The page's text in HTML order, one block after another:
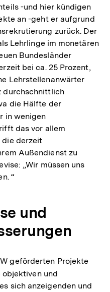
-und hier kündigen
an -geht er aufgrund
zurück. Der
Lehrlinge im monetären
Bundesländer
bei ca. 25 Prozent,
Lehrstellenanwärter
durchschnittlich
die Hälfte der
in wenigen
das vor allem
die derzeit
Außendienst zu
„Wir müssen uns
“
und
geförderten Projekte
der
und
sich anzeigenden und